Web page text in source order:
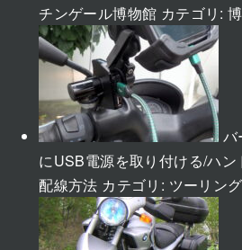
チンゲール博物館 カテゴリ:
バ
にUSB電源を取り付ける/ハ
配線方法 カテゴリ: ツーリング